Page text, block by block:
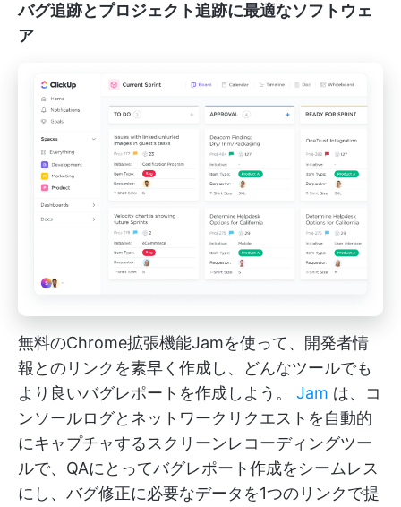
バグ追跡とプロジェクト追跡に最適なソフトウェ
ア
無料のChrome拡張機能Jamを使って、開発者情
報とのリンクを素早く作成し、どんなツールでも
より良いバグレポートを作成しよう。 Jam は、コ
ンソールログとネットワークリクエストを自動的
にキャプチャするスクリーンレコーディングツー
ルで、QAにとってバグレポート作成をシームレス
にし、バグ修正に必要なデータを1つのリンクで提